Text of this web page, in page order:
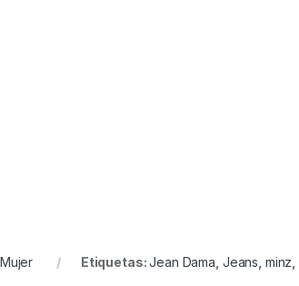
Etiquetas:Jean Dama Jeans minz